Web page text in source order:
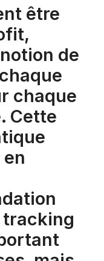
être
de
chaque
Cette
tracking